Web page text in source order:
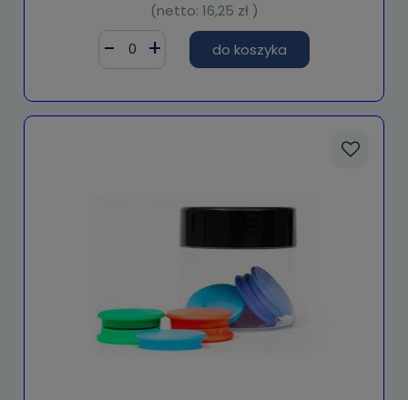
(netto: 16,25 zł)
do koszyka